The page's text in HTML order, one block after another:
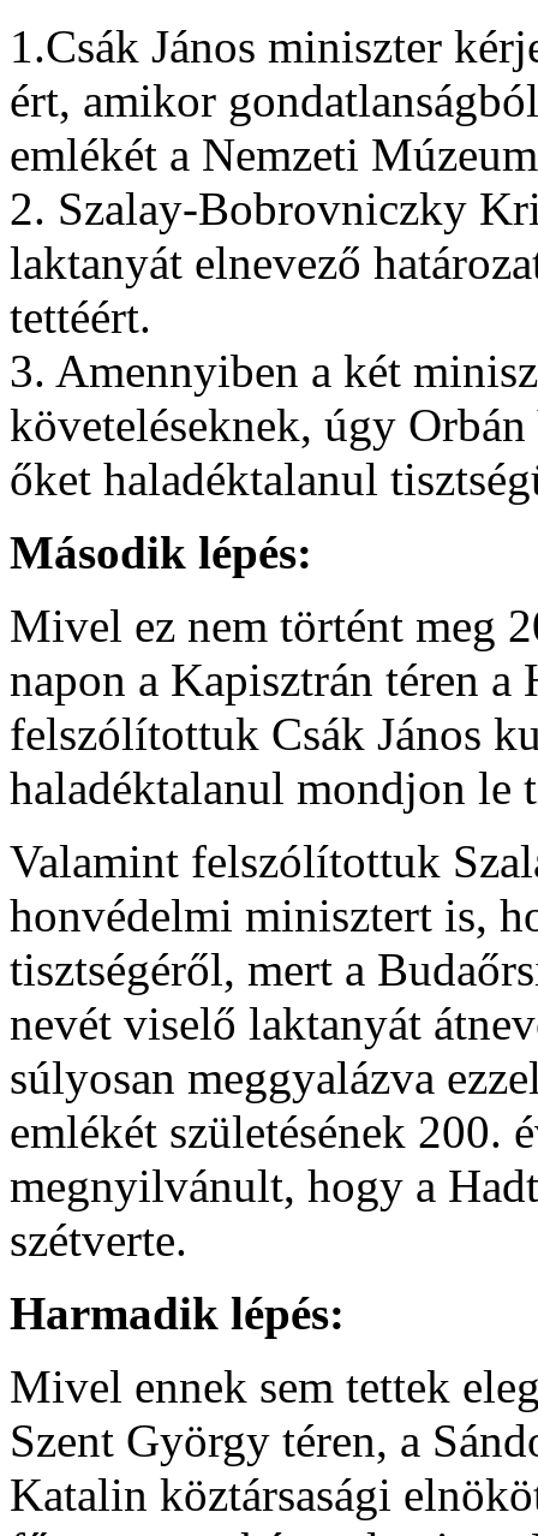
1.Csák János miniszter
ért, amikor
emlékét a Nemzeti
2. Szalay-Bobrovniczky
laktanyát elnevező
tettéért.
3. Amennyiben a két
követeléseknek, úgy
őket haladéktalanul
Második lépés:
Mivel ez nem történt meg
napon a Kapisztrán téren
felszólítottuk Csák János
haladéktalanul mondjon le
Valamint felszólítottuk
honvédelmi minisztert is,
tisztségéről, mert a
nevét viselő laktanyát
súlyosan meggyalázva
emlékét születésének 200.
megnyilvánult, hogy a
szétverte.
Harmadik lépés:
Mivel ennek sem tettek
Szent György téren, a
Katalin köztársasági